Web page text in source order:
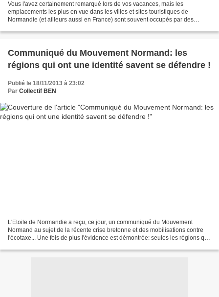
Vous l'avez certainement remarqué lors de vos vacances, mais les
emplacements les plus en vue dans les villes et sites touristiques de
Normandie (et ailleurs aussi en France) sont souvent occupés par des
Communiqué du Mouvement Normand: les
régions qui ont une identité savent se défendre !
Publié le 18/11/2013 à 23:02
Par Collectif BEN
L'Etoile de Normandie a reçu, ce jour, un communiqué du Mouvement
Normand au sujet de la récente crise bretonne et des mobilisations contre
l'écotaxe... Une fois de plus l'évidence est démontrée: seules les régions qui